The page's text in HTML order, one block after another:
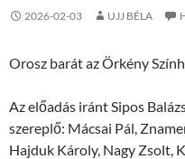
2026-02-03 UJJ BÉLA
Orosz barát az Örkény
Az előadás iránt Sipos
szereplő: Mácsai Pál,
Hajduk Károly, Nagy Zsolt,